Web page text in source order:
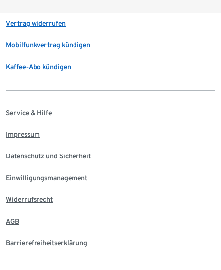
Vertrag widerrufen
Mobilfunkvertrag kündigen
Kaffee-Abo kündigen
Service & Hilfe
Impressum
Datenschutz und Sicherheit
Einwilligungsmanagement
Widerrufsrecht
AGB
Barrierefreiheitserklärung